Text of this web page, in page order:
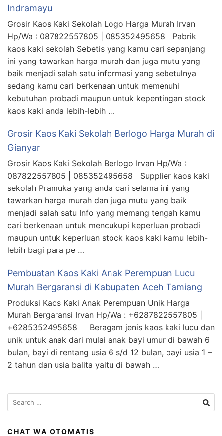
Indramayu
Grosir Kaos Kaki Sekolah Logo Harga Murah Irvan
Hp/Wa : 087822557805 | 085352495658 Pabrik
kaos kaki sekolah Sebetis yang kamu cari sepanjang
ini yang tawarkan harga murah dan juga mutu yang
baik menjadi salah satu informasi yang sebetulnya
sedang kamu cari berkenaan untuk memenuhi
kebutuhan probadi maupun untuk kepentingan stock
kaos kaki anda lebih-lebih …
Grosir Kaos Kaki Sekolah Berlogo Harga Murah di
Gianyar
Grosir Kaos Kaki Sekolah Berlogo Irvan Hp/Wa :
087822557805 | 085352495658 Supplier kaos kaki
sekolah Pramuka yang anda cari selama ini yang
tawarkan harga murah dan juga mutu yang baik
menjadi salah satu Info yang memang tengah kamu
cari berkenaan untuk mencukupi keperluan probadi
maupun untuk keperluan stock kaos kaki kamu lebih-
lebih bagi para pe …
Pembuatan Kaos Kaki Anak Perempuan Lucu
Murah Bergaransi di Kabupaten Aceh Tamiang
Produksi Kaos Kaki Anak Perempuan Unik Harga
Murah Bergaransi Irvan Hp/Wa : +6287822557805 |
+6285352495658 Beragam jenis kaos kaki lucu dan
unik untuk anak dari mulai anak bayi umur di bawah 6
bulan, bayi di rentang usia 6 s/d 12 bulan, bayi usia 1 –
2 tahun dan usia balita yaitu di bawah …
Search
for:
CHAT WA OTOMATIS